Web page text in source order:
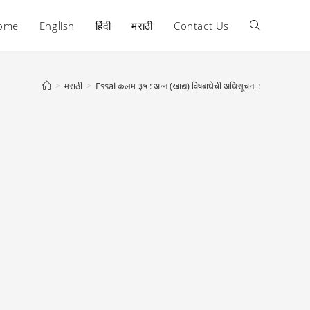
English हिंदी मराठी Contact Us Toggle
> मराठी > Fssai कलम ३५ : अन्न (खाद्य) विषबाधेची अधिसूचना :